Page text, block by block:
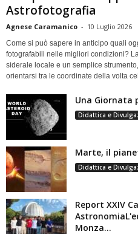
Astrofotografia
Agnese Caramanico - 10 Luglio 2026
Come si può sapere in anticipo quali
fotografabili nelle migliori condizioni?
siderale locale e un semplice
orientarsi tra le coordinate della volta
Una Giornata
Didattica e
Marte, il
Didattica e
Report XXIV
Monza...